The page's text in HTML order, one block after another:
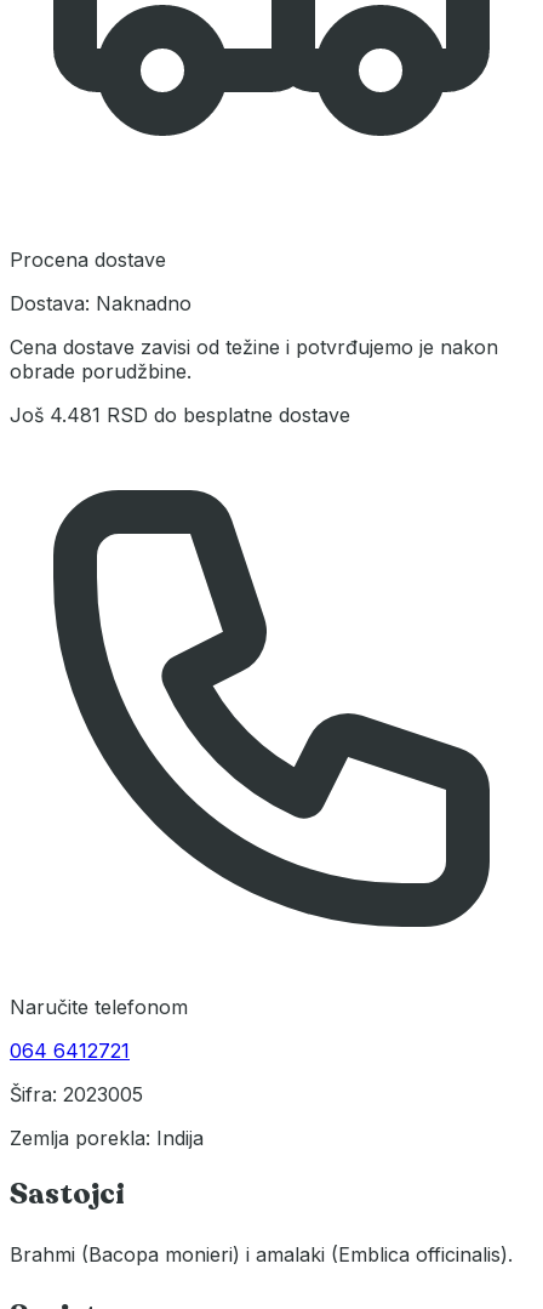
Procena dostave
Dostava: Naknadno
Cena dostave zavisi od težine i potvrđujemo je nakon
obrade porudžbine.
Još 4.481 RSD do besplatne dostave
Naručite telefonom
064 6412721
Šifra: 2023005
Zemlja porekla: Indija
Sastojci
Brahmi (Bacopa monieri) i amalaki (Emblica officinalis).